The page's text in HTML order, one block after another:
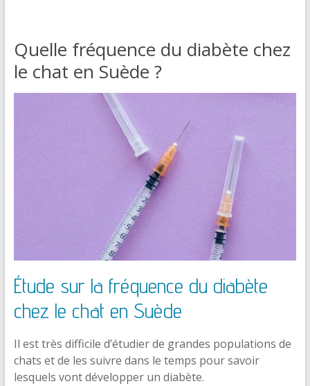
Quelle fréquence du diabète chez
le chat en Suède ?
Étude sur la fréquence du diabète
chez le chat en Suède
Il est très difficile d’étudier de grandes populations de
chats et de les suivre dans le temps pour savoir
lesquels vont développer un diabète.